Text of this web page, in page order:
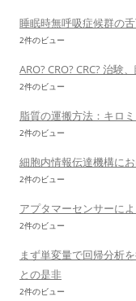
睡眠時無呼吸症候群の
2件のビュー
ARO? CRO? CRC? 治験
2件のビュー
脂質の運搬方法：キロ
2件のビュー
細胞内情報伝達機構に
2件のビュー
アプタマーセンサーに
2件のビュー
まず単変量で回帰分析
との是非
2件のビュー